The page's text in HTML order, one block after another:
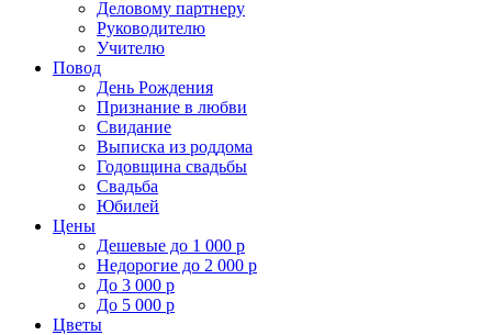
Деловому партнеру
Руководителю
Учителю
Повод
День Рождения
Признание в любви
Свидание
Выписка из роддома
Годовщина свадьбы
Свадьба
Юбилей
Цены
Дешевые до 1 000 р
Недорогие до 2 000 р
До 3 000 р
До 5 000 р
Цветы